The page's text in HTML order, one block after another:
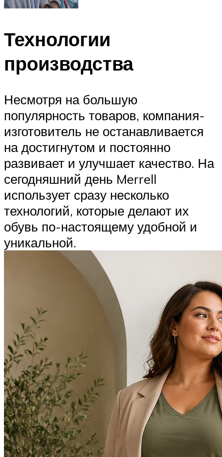
Технологии
производства
Несмотря на большую
популярность товаров, компания-
изготовитель не останавливается
на достигнутом и постоянно
развивает и улучшает качество. На
сегодняшний день Merrell
использует сразу несколько
технологий, которые делают их
обувь по-настоящему удобной и
уникальной.